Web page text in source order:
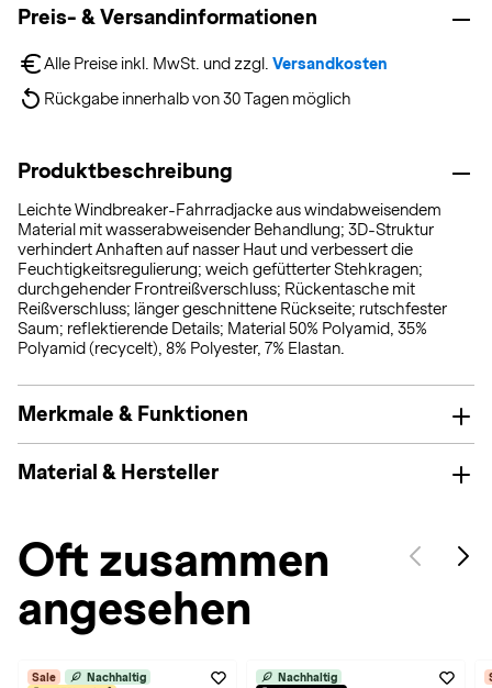
Preis- & Versandinformationen
Alle Preise inkl. MwSt. und zzgl. Versandkosten
Rückgabe innerhalb von 30 Tagen möglich
Produktbeschreibung
Leichte Windbreaker-Fahrradjacke aus windabweisendem
Material mit wasserabweisender Behandlung; 3D-Struktur
verhindert Anhaften auf nasser Haut und verbessert die
Feuchtigkeitsregulierung; weich gefütterter Stehkragen;
durchgehender Frontreißverschluss; Rückentasche mit
Reißverschluss; länger geschnittene Rückseite; rutschfester
Saum; reflektierende Details; Material 50% Polyamid, 35%
Polyamid (recycelt), 8% Polyester, 7% Elastan.
Merkmale & Funktionen
Material & Hersteller
Oft zusammen
angesehen
Sale
Nachhaltig
Nachhaltig